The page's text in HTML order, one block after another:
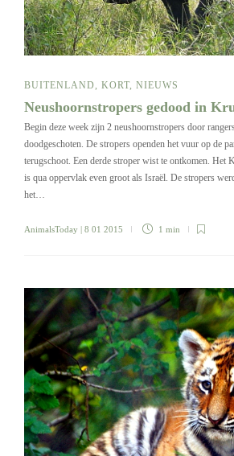
BUITENLAND, KORT, NIEUWS
Neushoornstropers gedood in
Begin deze week zijn 2 neushoornstropers door
doodgeschoten. De stropers openden het vuur op de
terugschoot. Een derde stroper wist te ontkomen.
is qua oppervlak even groot als Israël. De stropers
het…
AnimalsToday | 8 01 2015 1 min